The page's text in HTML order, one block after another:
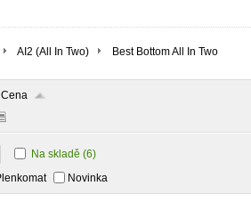
AI2 (All In Two)
Best Bottom All In Two
Cena
Na skladě (6)
Novinka